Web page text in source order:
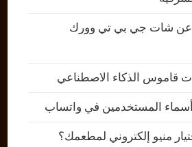
عن شات جي بي تي وورك
الذكاء الاصطناعي
المستخدمين في واتساب
منيو إلكتروني لمطعمك؟